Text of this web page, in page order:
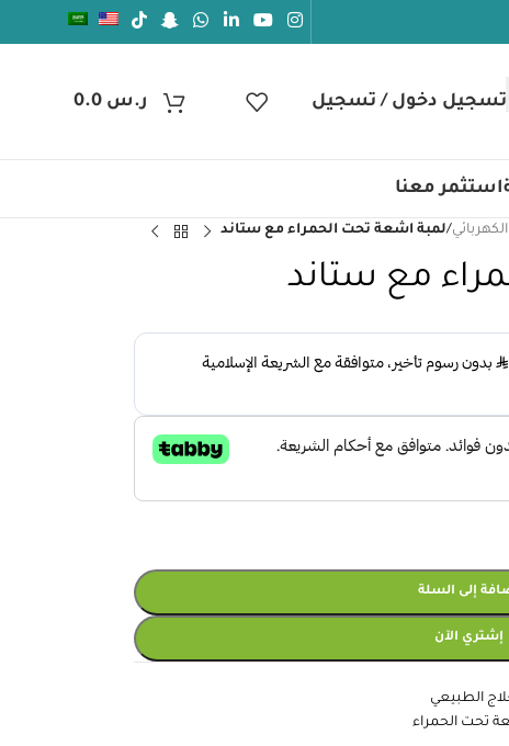
تسجيل دخول / تسجيل ر.س
استثمر معنا
/لمبة اشعة تحت الحمراء مع ستاند
مع ستاند
إلى السلة
إشتري الآن
الطبيعي
تحت الحمراء